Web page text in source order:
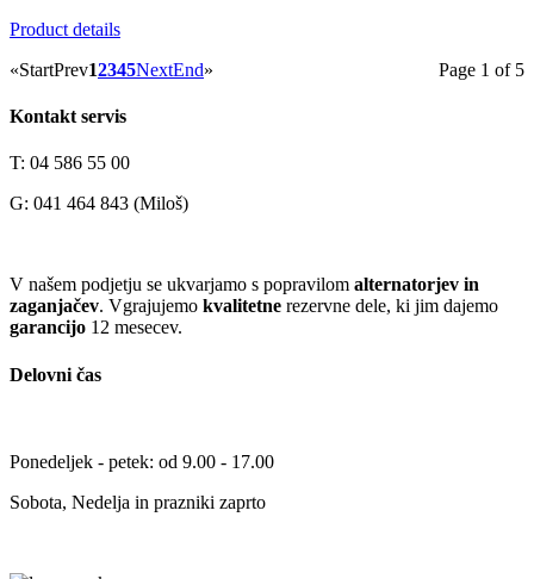
Product details
«StartPrev12345NextEnd» Page 1 of 5
Kontakt servis
T: 04 586 55 00
G: 041 464 843 (Miloš)
V našem podjetju se ukvarjamo s popravilom alternatorjev in
zaganjačev. Vgrajujemo kvalitetne rezervne dele, ki jim dajemo
garancijo 12 mesecev.
Delovni čas
Ponedeljek - petek: od 9.00 - 17.00
Sobota, Nedelja in prazniki zaprto